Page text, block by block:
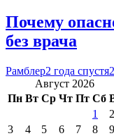
Почему
без врача
Рамблер2 года спустя
Август 2026
Пн Вт Ср Чт Пт Сб
1
2
3
4 5 6 7 8
9